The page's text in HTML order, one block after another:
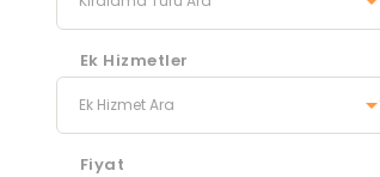
Ek Hizmetler
Fiyat